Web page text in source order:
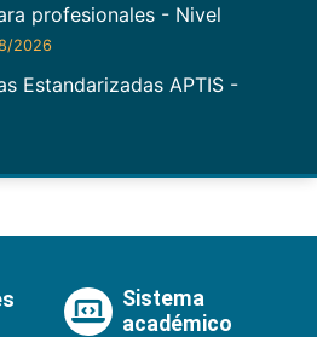
profesionales - Nivel
2026
Estandarizadas APTIS -
Sistema
académico